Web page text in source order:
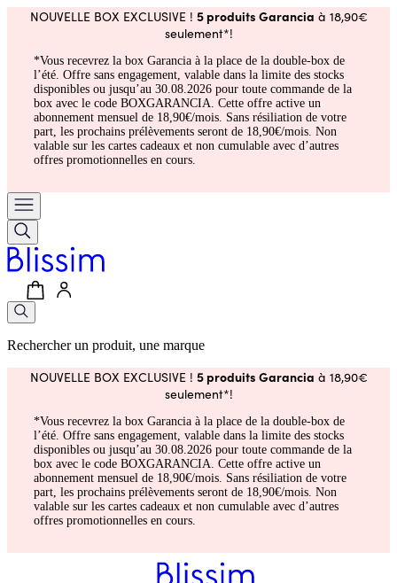
NOUVELLE BOX EXCLUSIVE ! 5 produits Garancia à 18,90€
seulement*!
*Vous recevrez la box Garancia à la place de la double-box de
l’été. Offre sans engagement, valable dans la limite des stocks
disponibles ou jusqu’au 30.08.2026 pour toute commande de la
box avec le code BOXGARANCIA. Cette offre active un
abonnement mensuel de 18,90€/mois. Sans résiliation de votre
part, les prochains prélèvements seront de 18,90€/mois. Non
valable sur les cartes cadeaux et non cumulable avec d’autres
offres promotionnelles en cours.
Rechercher un produit, une marque
NOUVELLE BOX EXCLUSIVE ! 5 produits Garancia à 18,90€
seulement*!
*Vous recevrez la box Garancia à la place de la double-box de
l’été. Offre sans engagement, valable dans la limite des stocks
disponibles ou jusqu’au 30.08.2026 pour toute commande de la
box avec le code BOXGARANCIA. Cette offre active un
abonnement mensuel de 18,90€/mois. Sans résiliation de votre
part, les prochains prélèvements seront de 18,90€/mois. Non
valable sur les cartes cadeaux et non cumulable avec d’autres
offres promotionnelles en cours.